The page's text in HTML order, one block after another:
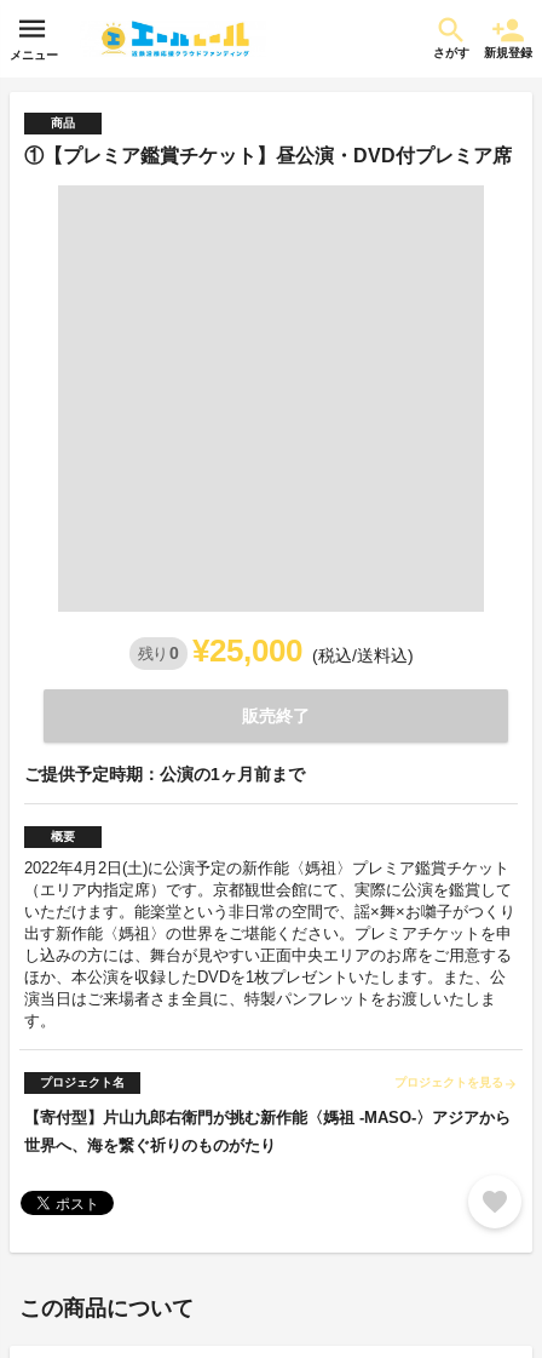
メニュー さがす 新規登録
商品
①【プレミア鑑賞チケット】昼公演・DVD付プレミア席
残り 0 ¥25,000 (税込/送料込)
販売終了
ご提供予定時期：公演の1ヶ月前まで
概要
2022年4月2日(土)に公演予定の新作能〈媽祖〉プレミア鑑賞チケット
（エリア内指定席）です。京都観世会館にて、実際に公演を鑑賞して
いただけます。能楽堂という非日常の空間で、謡×舞×お囃子がつくり
出す新作能〈媽祖〉の世界をご堪能ください。プレミアチケットを申
し込みの方には、舞台が見やすい正面中央エリアのお席をご用意する
ほか、本公演を収録したDVDを1枚プレゼントいたします。また、公
演当日はご来場者さま全員に、特製パンフレットをお渡しいたしま
す。
プロジェクト名 プロジェクトを見る arrow_forward
【寄付型】片山九郎右衛門が挑む新作能〈媽祖 -MASO-〉アジアから
世界へ、海を繋ぐ祈りのものがたり
favorite
この商品について